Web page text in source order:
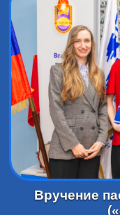
Вручение